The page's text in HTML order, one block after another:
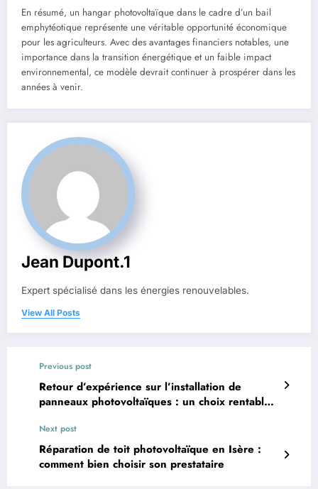
En résumé, un hangar photovoltaïque dans le cadre d’un bail
emphytéotique représente une véritable opportunité économique
pour les agriculteurs. Avec des avantages financiers notables, une
importance dans la transition énergétique et un faible impact
environnemental, ce modèle devrait continuer à prospérer dans les
années à venir.
Jean Dupont.1
Expert spécialisé dans les énergies renouvelables.
View All Posts
Previous post
Retour d’expérience sur l’installation de
panneaux photovoltaïques : un choix rentable
Next post
Réparation de toit photovoltaïque en Isère :
comment bien choisir son prestataire